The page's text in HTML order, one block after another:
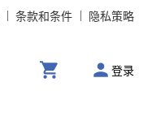
条款和条件 隐私策略
登录